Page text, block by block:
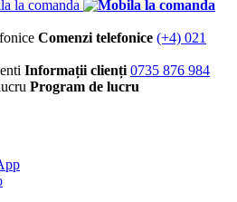
Comenzi telefonice (+4) 021
Informații clienți 0735 876 984
Program de lucru